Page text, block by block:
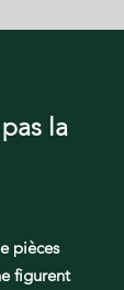
la
pièces
figurent